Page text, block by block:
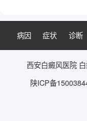
病因 症状 诊断
西安白癜风医院
陕ICP备